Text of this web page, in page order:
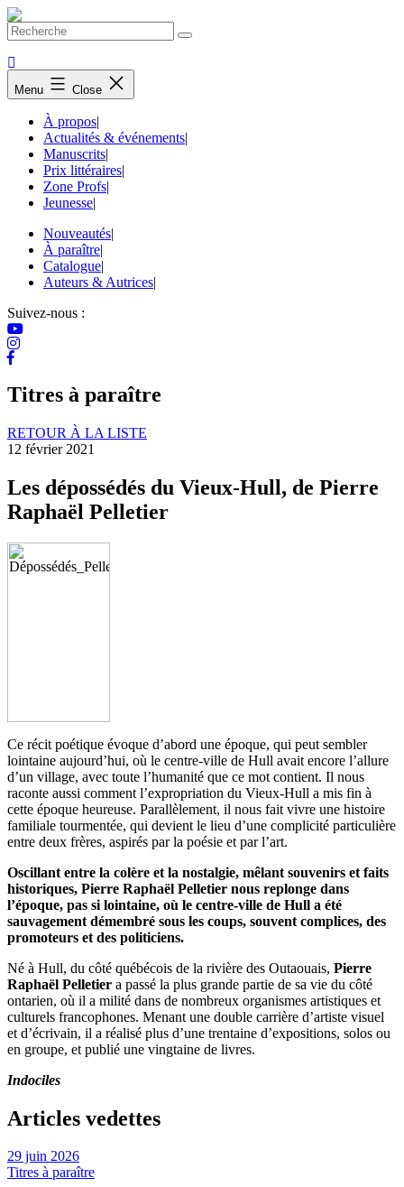
Skip
to
Menu Close
À propos|
Actualités & événements|
Manuscrits|
Prix littéraires|
Zone Profs|
Jeunesse|
Nouveautés|
À paraître|
Catalogue|
Auteurs & Autrices|
Suivez-nous :
Titres à paraître
RETOUR À LA LISTE
12 février 2021
Les dépossédés du Vieux-Hull, de Pierre
Raphaël Pelletier
Ce récit poétique évoque d’abord une époque, qui peut sembler
lointaine aujourd’hui, où le centre-ville de Hull avait encore l’allure
d’un village, avec toute l’humanité que ce mot contient. Il nous
raconte aussi comment l’expropriation du Vieux-Hull a mis fin à
cette époque heureuse. Parallèlement, il nous fait vivre une histoire
familiale tourmentée, qui devient le lieu d’une complicité particulière
entre deux frères, aspirés par la poésie et par l’art.
Oscillant entre la colère et la nostalgie, mêlant souvenirs et faits
historiques, Pierre Raphaël Pelletier nous replonge dans
l’époque, pas si lointaine, où le centre-ville de Hull a été
sauvagement démembré sous les coups, souvent complices, des
promoteurs et des politiciens.
Né à Hull, du côté québécois de la rivière des Outaouais, Pierre
Raphaël Pelletier a passé la plus grande partie de sa vie du côté
ontarien, où il a milité dans de nombreux organismes artistiques et
culturels francophones. Menant une double carrière d’artiste visuel
et d’écrivain, il a réalisé plus d’une trentaine d’expositions, solos ou
en groupe, et publié une vingtaine de livres.
Indociles
Articles vedettes
29 juin 2026
Titres à paraître